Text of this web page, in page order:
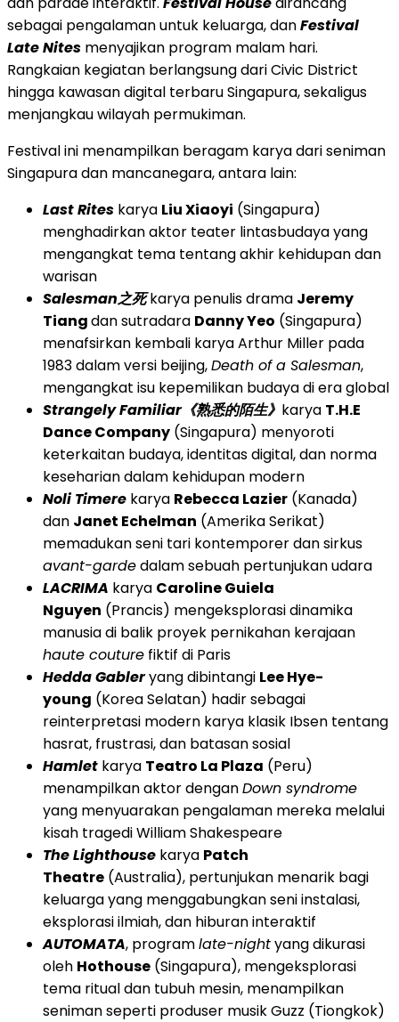
sebagai pengalaman untuk keluarga, danFestival
Late Nites menyajikan program malam hari.
Rangkaian kegiatan berlangsung dari Civic District
hingga kawasan digital terbaru Singapura, sekaligus
menjangkau wilayah permukiman.
Festival ini menampilkan beragam karya dari seniman
Singapura dan mancanegara, antara lain:
Last Rites karya Liu Xiaoyi (Singapura)
menghadirkan aktor teater lintasbudaya yang
mengangkat tema tentang akhir kehidupan dan
warisan
Salesman之死karya penulis drama Jeremy
Tiangdan sutradara Danny Yeo (Singapura)
menafsirkan kembali karya Arthur Miller pada
1983 dalam versi beijing,Death of a Salesman,
mengangkat isu kepemilikan budaya di era global
Strangely Familiar《熟悉的陌生》 karya T.H.E
Dance Company (Singapura) menyoroti
keterkaitan budaya, identitas digital, dan norma
keseharian dalam kehidupan modern
Noli Timere karya Rebecca Lazier (Kanada)
dan Janet Echelman (Amerika Serikat)
memadukan seni tari kontemporer dan sirkus
avant-gardedalam sebuah pertunjukan udara
LACRIMA karya Caroline Guiela
Nguyen (Prancis) mengeksplorasi dinamika
manusia di balik proyek pernikahan kerajaan
haute couture fiktif di Paris
Hedda Gableryang dibintangi Lee Hye-
young (Korea Selatan) hadir sebagai
reinterpretasi modern karya klasik Ibsen tentang
hasrat, frustrasi, dan batasan sosial
Hamlet karya Teatro La Plaza (Peru)
menampilkan aktor denganDown syndrome
yang menyuarakan pengalaman mereka melalui
kisah tragedi William Shakespeare
The Lighthouse karya Patch
Theatre (Australia), pertunjukan menarik bagi
keluarga yang menggabungkan seni instalasi,
eksplorasi ilmiah, dan hiburan interaktif
AUTOMATA, programlate-nightyang dikurasi
oleh Hothouse (Singapura), mengeksplorasi
tema ritual dan tubuh mesin, menampilkan
seniman seperti produser musik Guzz (Tiongkok)